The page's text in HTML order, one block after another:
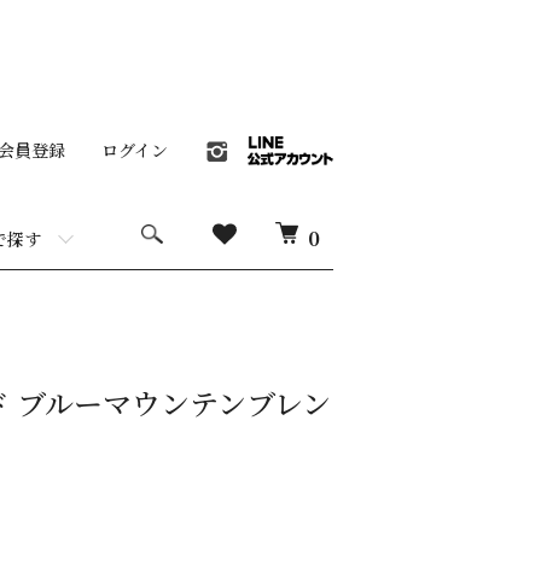
0
探す
員登録 ログイン
ブルーマウンテンブレン